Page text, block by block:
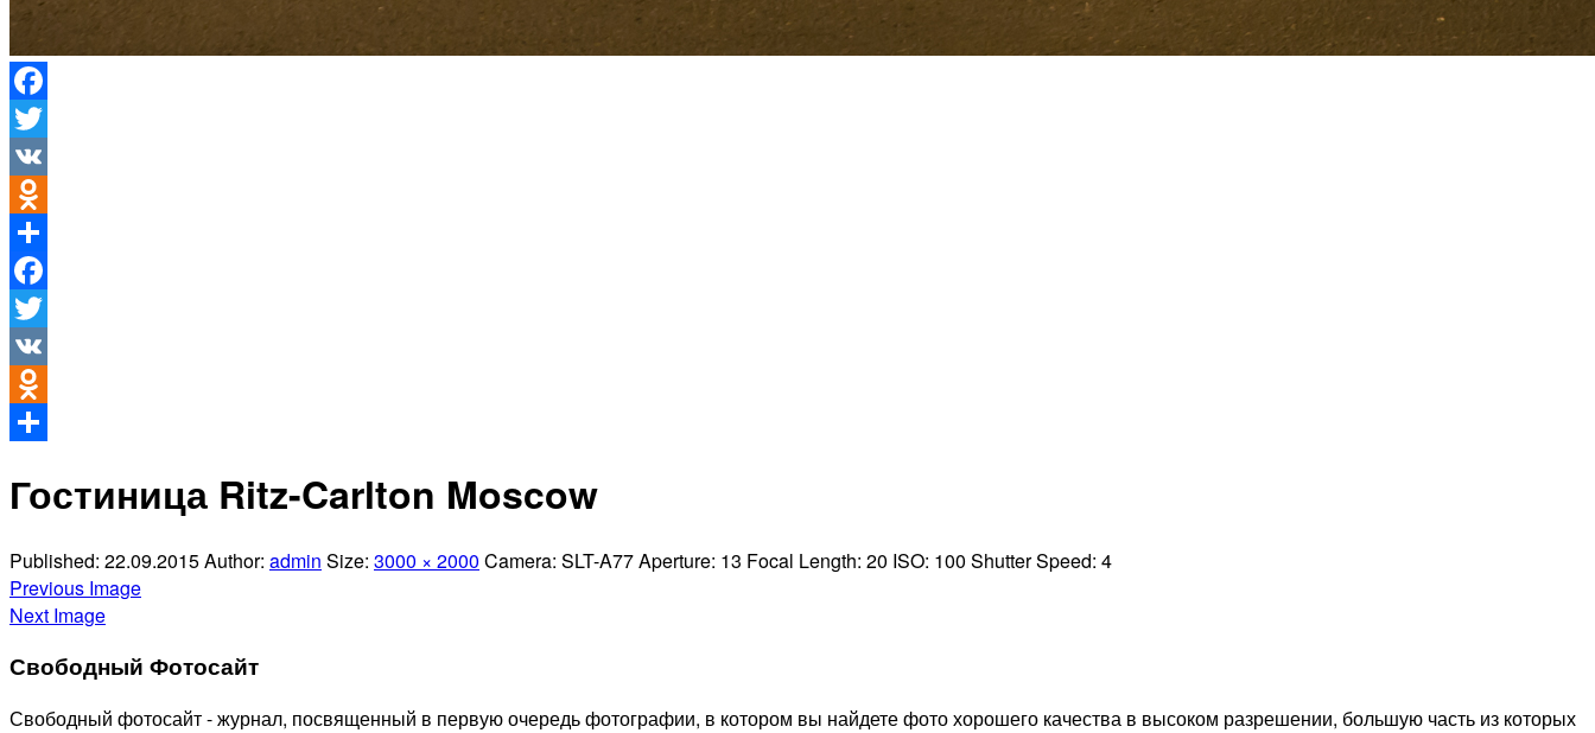
Facebook
Twitter
VK
Odnoklassniki
Отправить
Facebook
Twitter
VK
Odnoklassniki
Гостиница Ritz-Carlton Moscow
Published: 22.09.2015Author: admin Size: 3000 × 2000 Camera: SLT-A77Aperture: 13 Focal Length: 20 ISO: 100 Shutter Speed: 4
Previous Image
Next Image
Свободный Фотосайт
Свободный фотосайт - журнал, посвященный в первую очередь фотографии, в котором вы найдете фото хорошего качества в высоком разрешении, большую часть из которых